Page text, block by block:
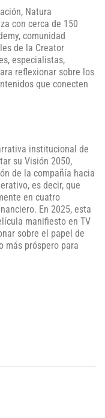
Natura
con cerca de 150
comunidad
de la Creator
especialistas,
reflexionar sobre los
que conecten
institucional de
su Visión 2050,
de la compañía hacia
es decir, que
en cuatro
En 2025, esta
manifiesto en TV
sobre el papel de
más próspero para